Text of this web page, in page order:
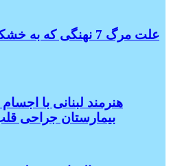
علت مرگ 7 نهنگی
هنرمند لبنانی با
بیمارستان جراحی